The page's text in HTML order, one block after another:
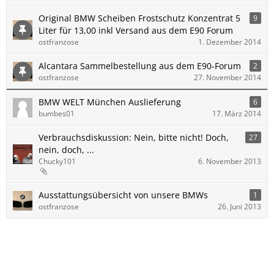
Original BMW Scheiben Frostschutz Konzentrat 5
Liter für 13,00 inkl Versand aus dem E90 Forum
9
ostfranzose 1. Dezember 2014
Alcantara Sammelbestellung aus dem E90-Forum
2
ostfranzose
27. November 2014
BMW WELT München Auslieferung
6
bumbes01
17. März 2014
Verbrauchsdiskussion: Nein, bitte nicht! Doch,
nein, doch, ...
27
Chucky101 6. November 2013
Ausstattungsübersicht von unsere BMWs
1
ostfranzose
26. Juni 2013